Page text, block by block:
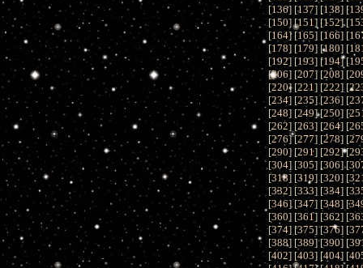
[136] [137] [138] [
[150] [151] [152] [
[164] [165] [166] [
[178] [179] [180] [
[192] [193] [194] [
[206] [207] [208] [
[220] [221] [222] [
[234] [235] [236] [
[248] [249] [250] [
[262] [263] [264] [
[276] [277] [278] [
[290] [291] [292] [
[304] [305] [306] [
[318] [319] [320] [
[332] [333] [334] [
[346] [347] [348] [
[360] [361] [362] [
[374] [375] [376] [
[388] [389] [390] [
[402] [403] [404] [